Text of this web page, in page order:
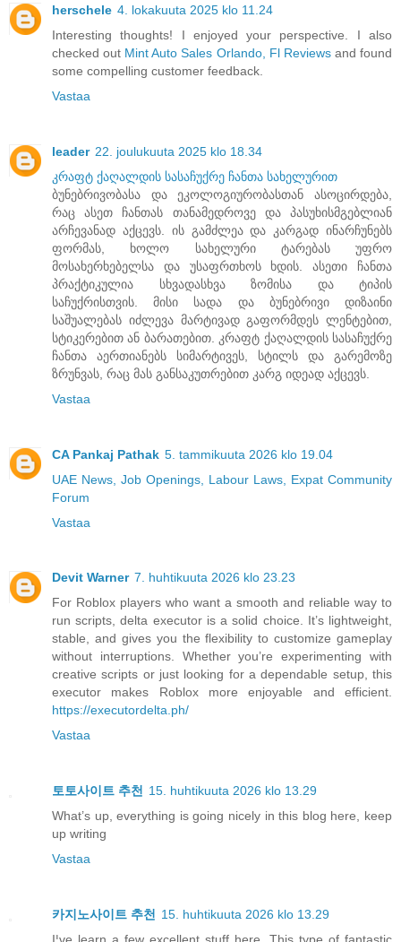
herschele 4. lokakuuta 2025 klo 11.24
Interesting thoughts! I enjoyed your perspective. I also
checked out Mint Auto Sales Orlando, Fl Reviewsand found
some compelling customer feedback.
Vastaa
leader 22. joulukuuta 2025 klo 18.34
კრაფტ ქაღალდის სასაჩუქრე ჩანთა სახელურით
ბუნებრივობასა და ეკოლოგიურობასთან ასოცირდება,
რაც ასეთ ჩანთას თანამედროვე და პასუხისმგებლიან
არჩევანად აქცევს. ის გამძლეა და კარგად ინარჩუნებს
ფორმას, ხოლო სახელური ტარებას უფრო
მოსახერხებელსა და უსაფრთხოს ხდის. ასეთი ჩანთა
პრაქტიკულია სხვადასხვა ზომისა და ტიპის
საჩუქრისთვის. მისი სადა და ბუნებრივი დიზაინი
საშუალებას იძლევა მარტივად გაფორმდეს ლენტებით,
სტიკერებით ან ბარათებით. კრაფტ ქაღალდის სასაჩუქრე
ჩანთა აერთიანებს სიმარტივეს, სტილს და გარემოზე
ზრუნვას, რაც მას განსაკუთრებით კარგ იდეად აქცევს.
Vastaa
CA Pankaj Pathak 5. tammikuuta 2026 klo 19.04
UAE News, Job Openings, Labour Laws, Expat Community
Forum
Vastaa
Devit Warner 7. huhtikuuta 2026 klo 23.23
For Roblox players who want a smooth and reliable way to
run scripts, delta executor is a solid choice. It’s lightweight,
stable, and gives you the flexibility to customize gameplay
without interruptions. Whether you’re experimenting with
creative scripts or just looking for a dependable setup, this
executor makes Roblox more enjoyable and efficient.
https://executordelta.ph/
Vastaa
토토사이트 추천 15. huhtikuuta 2026 klo 13.29
What’s up, everything is going nicely in this blog here, keep
up writing
Vastaa
카지노사이트 추천 15. huhtikuuta 2026 klo 13.29